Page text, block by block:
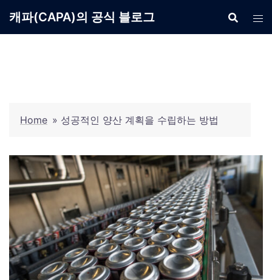
캐파(CAPA)의 공식 블로그
Home » 성공적인 양산 계획을 수립하는 방법